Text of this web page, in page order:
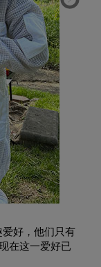
爱好，他们只有
在这一爱好已